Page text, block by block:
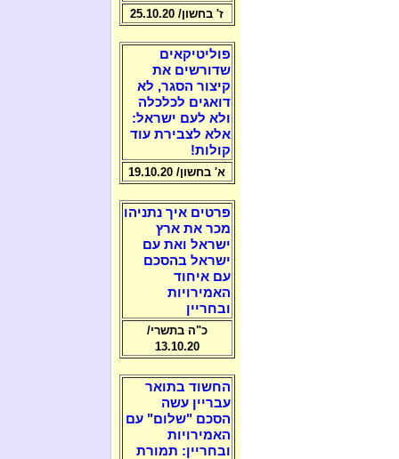
ז' בחשון/ 25.10.20
פוליטיקאים
שדורשים את
קיצור הסגר, לא
דואגים לכלכלה
ולא לעם ישראל:
אלא לצבירת עוד
קולות!
א' בחשון/ 19.10.20
פרטים איך נתניהו
מכר את ארץ
ישראל ואת עם
ישראל בהסכם
עם איחוד
האמירויות
ובחריין
כ"ה בתשרי/
13.10.20
החשוד בתואר
עבריין עשה
הסכם "שלום" עם
האמירויות
ובחריין: תמורת